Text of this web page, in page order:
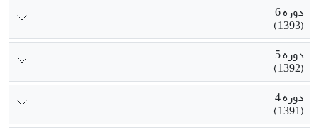
دوره 6
(1393)
دوره 5
(1392)
دوره 4
(1391)